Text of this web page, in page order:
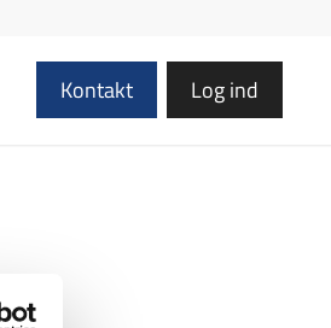
Kontakt Log ind